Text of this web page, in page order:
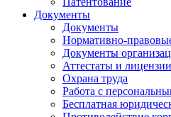
Документы
Документы
Нормативно-
Документы
Аттестаты и лицензии
Охрана труда
Работа с
Бесплатная